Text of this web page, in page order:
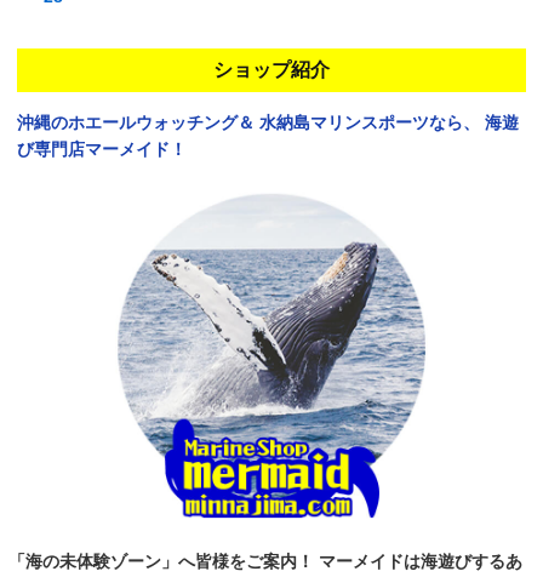
ショップ紹介
沖縄のホエールウォッチング＆ 水納島マリンスポーツなら、
海遊
び専門店マーメイド！
「海の未体験ゾーン」へ皆様をご案内！
マーメイドは海遊びするあ